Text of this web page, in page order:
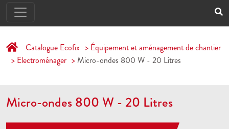
Catalogue Ecofix
Équipement et aménagement de chantier
Electroménager
Micro-ondes 800 W - 20 Litres
Micro-ondes 800 W - 20 Litres